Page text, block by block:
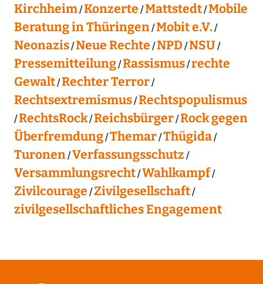
Kirchheim Konzerte Mattstedt Mobile
Beratung in Thüringen Mobit e.V.
Neonazis Neue Rechte NPD NSU
Pressemitteilung Rassismus rechte
Gewalt Rechter Terror
Rechtsextremismus Rechtspopulismus
RechtsRock Reichsbürger Rock gegen
Überfremdung Themar Thügida
Turonen Verfassungsschutz
Versammlungsrecht Wahlkampf
Zivilcourage Zivilgesellschaft
zivilgesellschaftliches Engagement